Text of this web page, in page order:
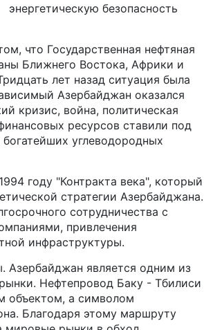
энергетическую безопасность
что Государственная нефтяная
Ближнего Востока, Африки и
лет назад ситуация была
Азербайджан оказался
кризис, война, политическая
ресурсов ставили под
углеводородных
году "Контракта века", который
стратегии Азербайджана.
сотрудничества с
привлечения
инфраструктуры.
Азербайджан является одним из
Нефтепровод Баку - Тбилиси
объектом, а символом
Благодаря этому маршруту